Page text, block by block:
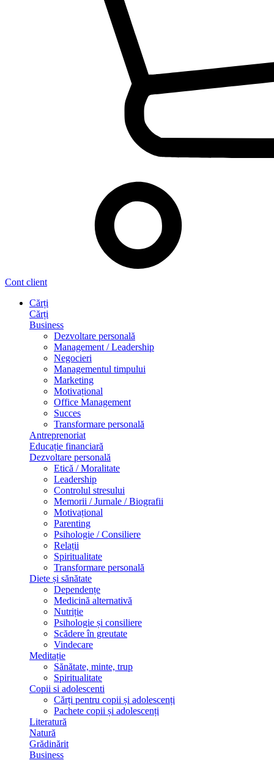
Cont client
Cărți
Cărți
Business
Dezvoltare personală
Management / Leadership
Negocieri
Managementul timpului
Marketing
Motivațional
Office Management
Succes
Transformare personală
Antreprenoriat
Educație financiară
Dezvoltare personală
Etică / Moralitate
Leadership
Controlul stresului
Memorii / Jurnale / Biografii
Motivațional
Parenting
Psihologie / Consiliere
Relații
Spiritualitate
Transformare personală
Diete și sănătate
Dependențe
Medicină alternativă
Nutriție
Psihologie și consiliere
Scădere în greutate
Vindecare
Meditație
Sănătate, minte, trup
Spiritualitate
Copii si adolescenti
Cărți pentru copii și adolescenți
Pachete copii și adolescenți
Literatură
Natură
Grădinărit
Business